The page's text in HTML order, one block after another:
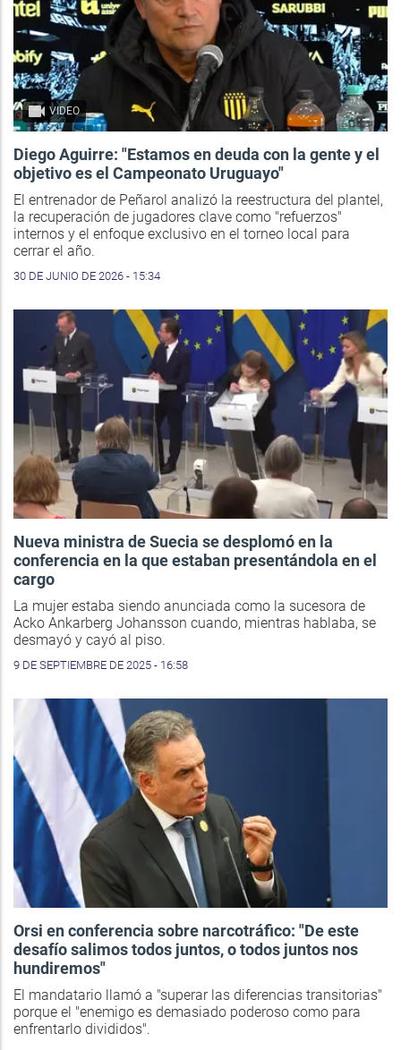
VIDEO
Diego Aguirre: "Estamos en deuda con la gente y el
objetivo es el Campeonato Uruguayo"
El entrenador de Peñarol analizó la reestructura del plantel,
la recuperación de jugadores clave como "refuerzos"
internos y el enfoque exclusivo en el torneo local para
cerrar el año.
30 DE JUNIO DE 2026 - 15:34
Nueva ministra de Suecia se desplomó en la
conferencia en la que estaban presentándola en el
cargo
La mujer estaba siendo anunciada como la sucesora de
Acko Ankarberg Johansson cuando, mientras hablaba, se
desmayó y cayó al piso.
9 DE SEPTIEMBRE DE 2025 - 16:58
Orsi en conferencia sobre narcotráfico: "De este
desafío salimos todos juntos, o todos juntos nos
hundiremos"
El mandatario llamó a "superar las diferencias transitorias"
porque el "enemigo es demasiado poderoso como para
enfrentarlo divididos".